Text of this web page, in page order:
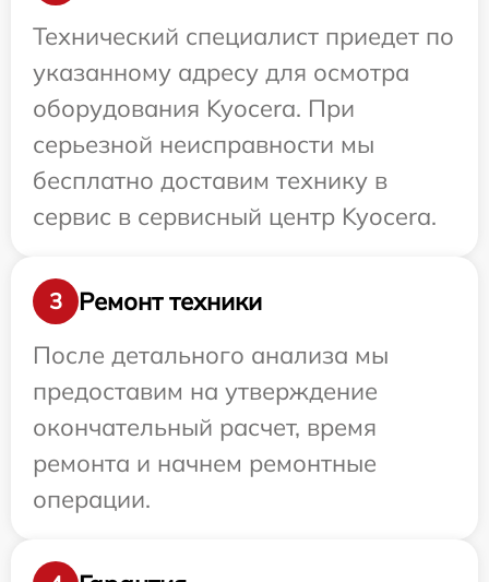
Технический специалист приедет по
указанному адресу для осмотра
оборудования Kyocera. При
серьезной неисправности мы
бесплатно доставим технику в
сервис в сервисный центр Kyocera.
3
Ремонт техники
После детального анализа мы
предоставим на утверждение
окончательный расчет, время
ремонта и начнем ремонтные
операции.